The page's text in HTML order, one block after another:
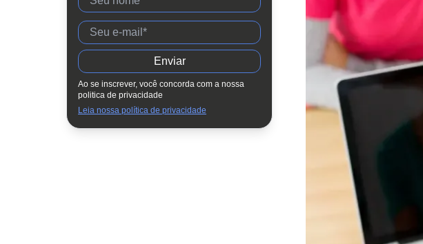
Os programas de trainee
O jovem profissional como essencial
para as empresas
Ao se inscrever, você concorda com a nossa
politica de privacidade
Leia nossa política de privacidade